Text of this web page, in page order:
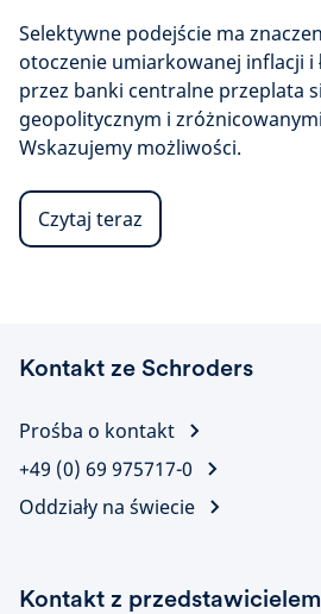
Selektywne podejście ma
otoczenie umiarkowanej inflacji i
przez banki centralne przeplata
geopolitycznym i
Wskazujemy możliwości.
Czytaj teraz
Kontakt ze Schroders
Prośba o kontakt
+49 (0) 69 975717-0
Oddziały na świecie
Kontakt z